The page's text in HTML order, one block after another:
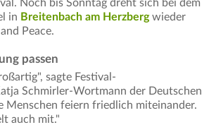
Noch bis Sonntag dreht sich bei dem
in Breitenbach am Herzbergwieder
Peace.
passen
sagte Festival-
Schmirler-Wortmann der Deutschen
Menschen feiern friedlich miteinander.
auch mit."